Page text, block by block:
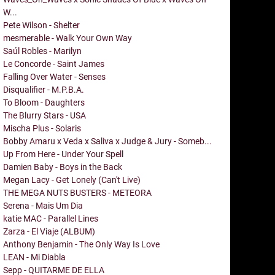
W...
Pete Wilson - Shelter
mesmerable - Walk Your Own Way
Saúl Robles - Marilyn
Le Concorde - Saint James
Falling Over Water - Senses
Disqualifier - M.P.B.A.
To Bloom - Daughters
The Blurry Stars - USA
Mischa Plus - Solaris
Bobby Amaru x Veda x Saliva x Judge & Jury - Someb...
Up From Here - Under Your Spell
Damien Baby - Boys in the Back
Megan Lacy - Get Lonely (Can't Live)
THE MEGA NUTS BUSTERS - METEORA
Serena - Mais Um Dia
katie MAC - Parallel Lines
Zarza - El Viaje (ALBUM)
Anthony Benjamin - The Only Way Is Love
LEAN - Mi Diabla
Sepp - QUITARME DE ELLA